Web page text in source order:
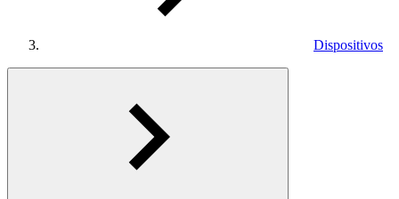
Dispositivos